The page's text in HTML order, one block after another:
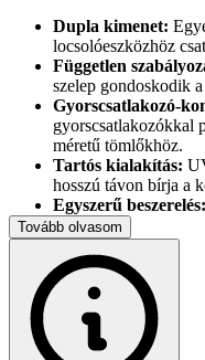
Dupla kimenet:
locsolóeszközhöz
Független
szelep gondoskodik
Gyorscsatlakozó-
gyorscsatlakozókkal
méretű tömlőkhöz.
Tartós kialakítás:
hosszú távon bírja a
Egyszerű beszerelés:
rögzíthető a külső
Műszaki adatok
Gyártó: Agaplast
Modell: LIGHT Line LL01-
A csomag tartalma
Tovább olvasom